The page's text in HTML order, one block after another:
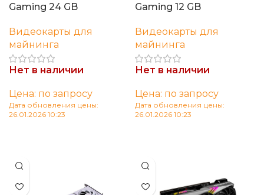
Gaming 24 GB
Видеокарты для
майнинга
Нет в наличии
Цена: по запросу
Дата обновления цены:
26.01.2026 10:23
Gaming 12 GB
Видеокарты для
майнинга
Нет в наличии
Цена: по запросу
Дата обновления цены:
26.01.2026 10:23